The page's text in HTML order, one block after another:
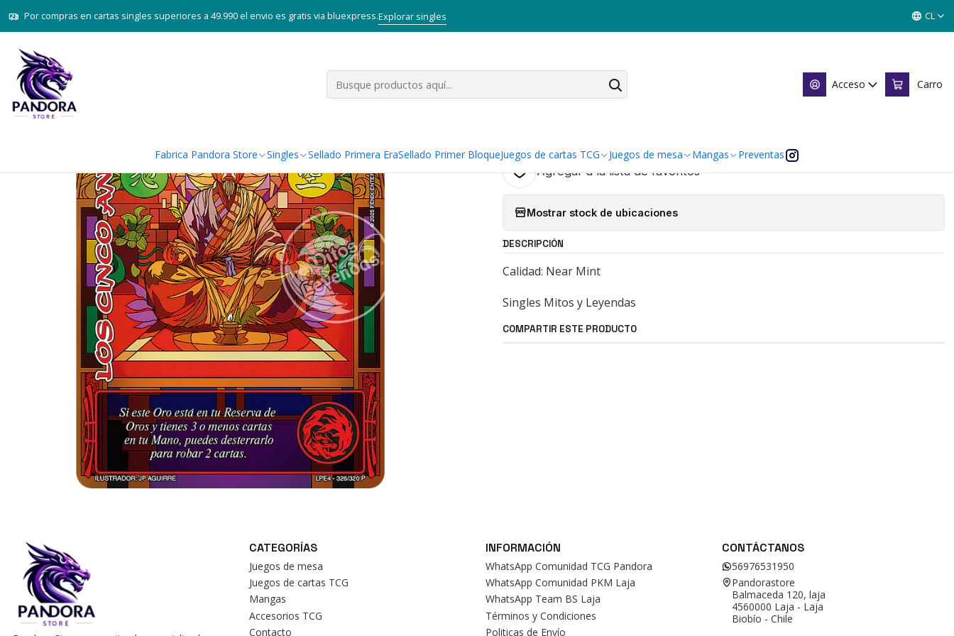
Acceso Carro
Fabrica Pandora Store Singles Sellado Primera EraSellado Primer BloqueJuegos de cartas TCG Juegos de mesa Mangas Preventas
Por compras en cartas singles superiores a 49.990 el envio es gratis via bluexpress.Explorar singles CL
Inicio Juegos de cartas TCG Mitos y Leyendas TCG Singles Primera Era MYL
LOS CINCO ANILLOS (LPE4 -
PROMOCIONAL)
Agregar a la lista de favoritos
Mostrar stock de ubicaciones
DESCRIPCIÓN
Calidad: Near Mint
Singles Mitos y Leyendas
COMPARTIR ESTE PRODUCTO
CATEGORÍAS
Juegos de mesa
Juegos de cartas TCG
Mangas
Accesorios TCG
Contacto
INFORMACIÓN
WhatsApp Comunidad TCG Pandora
WhatsApp Comunidad PKM Laja
WhatsApp Team BS Laja
Términos y Condiciones
Politicas de Envío
CONTÁCTANOS
56976531950
Pandorastore
Balmaceda 120, laja
4560000 Laja - Laja
Biobío - Chile